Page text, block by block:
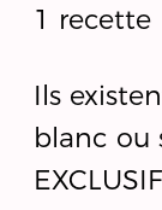
1 recette
Ils
blanc ou